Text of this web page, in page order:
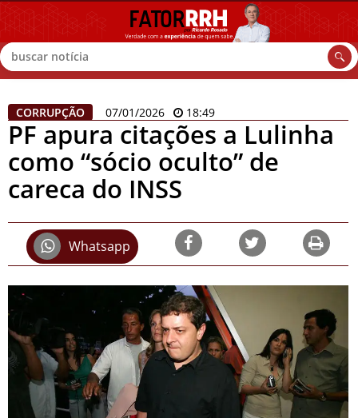
Buscar
CORRUPÇÃO 07/01/2026 18:49
PF apura citações a Lulinha
como “sócio oculto” de
careca do INSS
Whatsapp